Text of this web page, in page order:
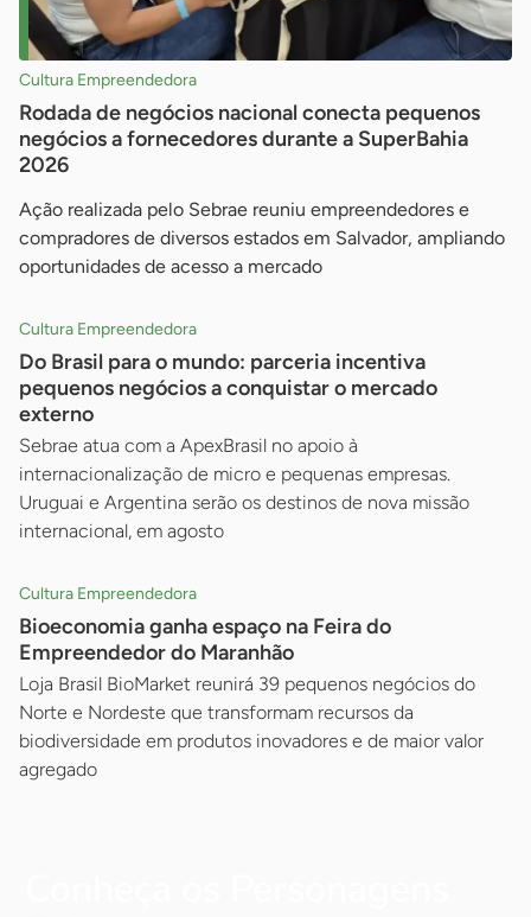
Cultura Empreendedora
Rodada de negócios nacional conecta pequenos
negócios a fornecedores durante a SuperBahia
2026
Ação realizada pelo Sebrae reuniu empreendedores e
compradores de diversos estados em Salvador, ampliando
oportunidades de acesso a mercado
Cultura Empreendedora
Do Brasil para o mundo: parceria incentiva
pequenos negócios a conquistar o mercado
externo
Sebrae atua com a ApexBrasil no apoio à
internacionalização de micro e pequenas empresas.
Uruguai e Argentina serão os destinos de nova missão
internacional, em agosto
Cultura Empreendedora
Bioeconomia ganha espaço na Feira do
Empreendedor do Maranhão
Loja Brasil BioMarket reunirá 39 pequenos negócios do
Norte e Nordeste que transformam recursos da
biodiversidade em produtos inovadores e de maior valor
agregado